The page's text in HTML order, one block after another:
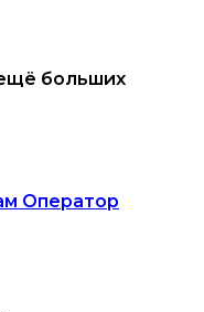
больших
Оператор